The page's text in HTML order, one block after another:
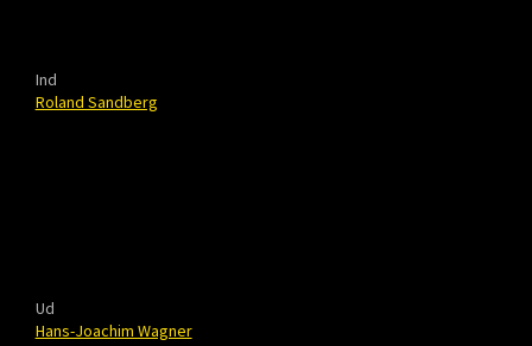
Ind
Roland Sandberg
Ud
Hans-Joachim Wagner